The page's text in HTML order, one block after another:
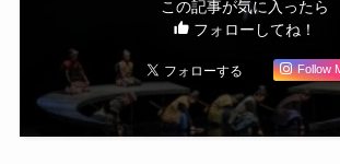
この記事が気に入ったら
フォローしてね！
Follow